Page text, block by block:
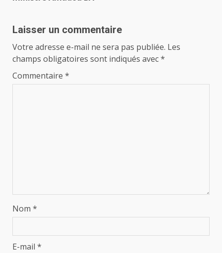
Laisser un commentaire
Votre adresse e-mail ne sera pas publiée. Les
champs obligatoires sont indiqués avec*
Commentaire *
Nom *
E-mail *